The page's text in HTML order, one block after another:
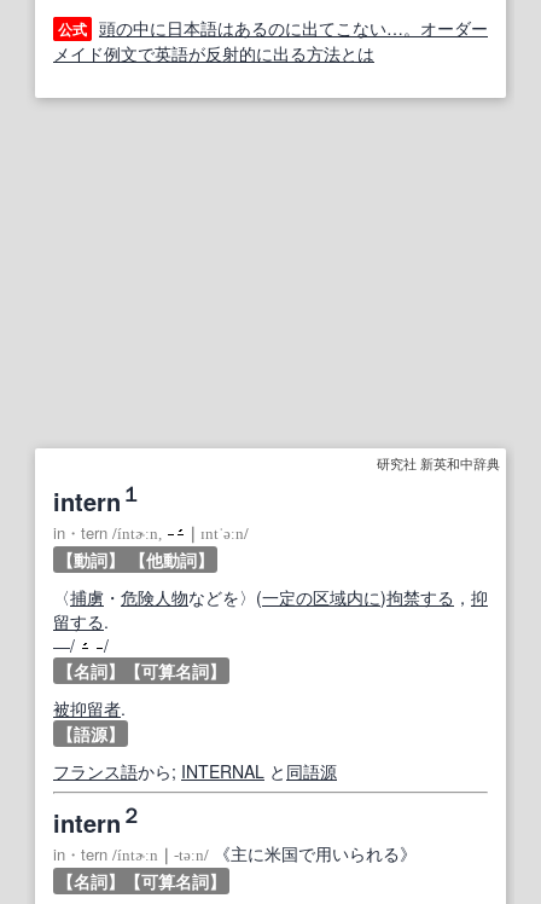
公式 頭の中に日本語はあるのに出てこない…。オーダー
メイド例文で英語が反射的に出る方法とは
研究社 新英和中辞典
intern １
in・tern /íntɚːn, ɪntˈəːn/
【動詞】
【他動詞】
〈捕虜 ・ 危険人物などを〉(一定の区域内に)拘禁する ， 抑
留する.
―/
/
【名詞】
【可算名詞】
被抑留者.
【語源】
フランス語から; INTERNAL と 同語源
intern ２
in・tern /íntɚːn ｜ ‐təːn/
《主に米国で用いられる》
【名詞】
【可算名詞】